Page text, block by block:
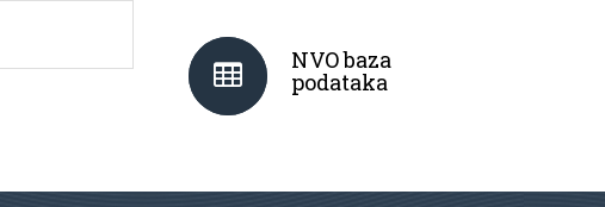
NVO baza
podataka